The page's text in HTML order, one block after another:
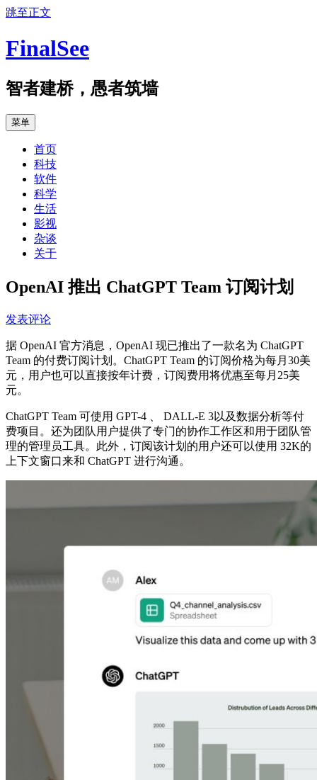
跳至正文
FinalSee
智者建桥，愚者筑墙
菜单
首页
科技
软件
科学
生活
影视
杂谈
关于
OpenAI 推出 ChatGPT Team 订阅计划
发表评论
据 OpenAI 官方消息，OpenAI 现已推出了一款名为 ChatGPT
Team 的付费订阅计划。ChatGPT Team 的订阅价格为每月30美
元，用户也可以直接按年计费，订阅费用将优惠至每月25美
元。
ChatGPT Team 可使用 GPT-4 、 DALL-E 3以及数据分析等付
费项目。还为团队用户提供了专门的协作工作区和用于团队管
理的管理员工具。此外，订阅该计划的用户还可以使用 32K的
上下文窗口来和 ChatGPT 进行沟通。